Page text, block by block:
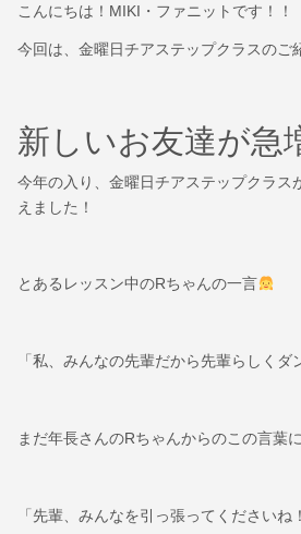
こんにちは！MIKI・ファニットです！！
今回は、金曜日チアステップクラスのご
新しいお友達が急
今年の入り、金曜日チアステップクラス
えました！
とあるレッスン中のRちゃんの一言
「私、みんなの先輩だから先輩らしくダ
まだ年長さんのRちゃんからのこの言葉
「先輩、みんなを引っ張ってくださいね